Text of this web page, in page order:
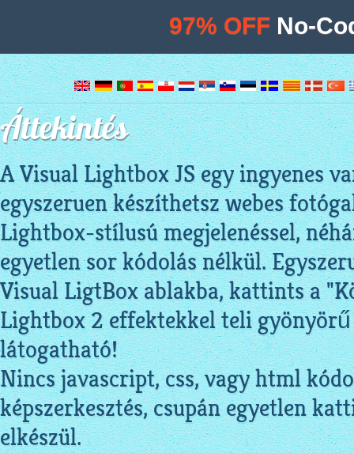
Áttekintés
A Visual Lightbox JS egy ingyenes
egyszeruen készíthetsz webes
Lightbox-stílusú megjelenéssel,
egyetlen sor kódolás nélkül.
Visual LigtBox ablakba, kattints a
Lightbox 2 effektekkel teli
látogatható!
Nincs javascript, css, vagy html
képszerkesztés, csupán egyetlen
elkészül.
97% OFF No-